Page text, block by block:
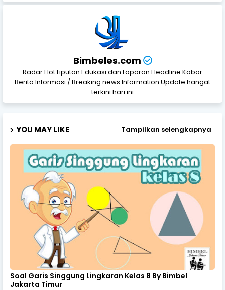
Bimbeles.com
Radar Hot Liputan Edukasi dan Laporan Headline Kabar
Berita Informasi / Breaking news Information Update hangat
terkini hari ini
YOU MAY LIKE Tampilkan selengkapnya
Soal Garis Singgung Lingkaran Kelas 8 By Bimbel
Jakarta Timur